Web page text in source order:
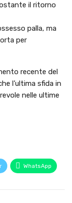
il ritorno
palla, ma
per
recente del
l’ultima sfida in
nelle ultime
WhatsApp